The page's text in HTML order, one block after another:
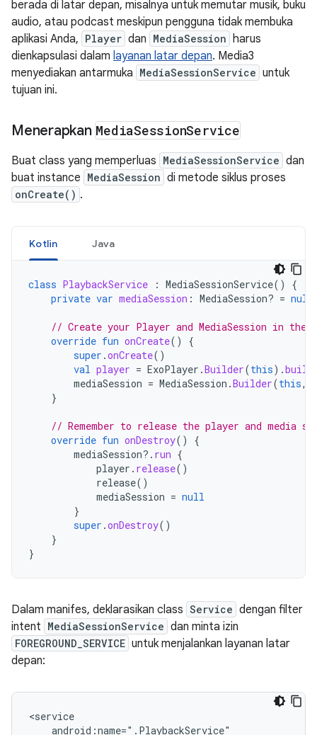
berada di latar depan, misalnya untuk memutar musik, buku
audio, atau podcast meskipun pengguna tidak membuka
aplikasi Anda, Player dan MediaSession harus
dienkapsulasi dalam layanan latar depan. Media3
menyediakan antarmuka MediaSessionService untuk
tujuan ini.
Menerapkan MediaSessionService
Buat class yang memperluas MediaSessionService dan
buat instance MediaSession di metode siklus proses
onCreate() .
Kotlin Java
class PlaybackService : MediaSessionService()
{
private var mediaSession : MediaSession? = null
// Create your Player and MediaSession in the
override fun onCreate()
{
super .onCreate()
val player = ExoPlayer .Builder(this).build
mediaSession = MediaSession .Builder(this,
}
// Remember to release the player and media
override fun onDestroy()
{
mediaSession?. run {
player . release()
release()
mediaSession = null
}
super .onDestroy()
}
}
Dalam manifes, deklarasikan class Service dengan filter
intent MediaSessionService dan minta izin
FOREGROUND_SERVICE untuk menjalankan layanan latar
depan: